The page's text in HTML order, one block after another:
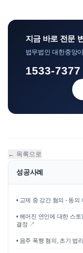
지금 바로 전문
법무법인 대한중앙
1533-7377
← 목록으로
성공사례
• 교제 중 강간 혐의 - 동의
• 헤어진 연인에 대한 스토
결정 ↗
• 음주 폭행 혐의, 초기 법